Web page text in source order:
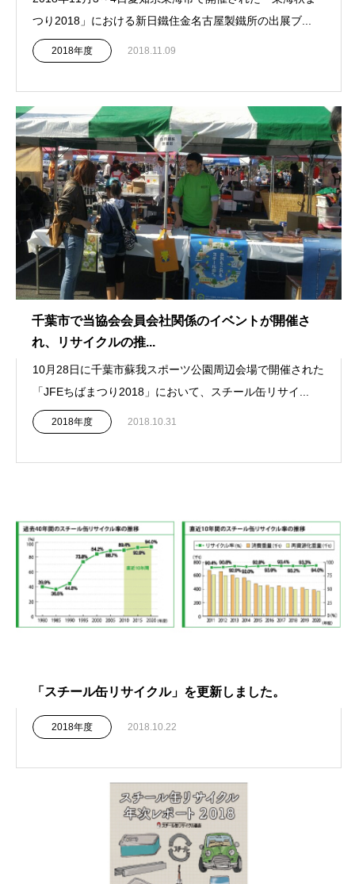
つり2018」における新日鐵住金名古屋製鐵所の出展ブ...
2018年度 2018.11.09
千葉市で当協会会員会社関係のイベントが開催さ
れ、リサイクルの推...
10月28日に千葉市蘇我スポーツ公園周辺会場で開催された
「JFEちばまつり2018」において、スチール缶リサイ...
2018年度 2018.10.31
「スチール缶リサイクル」を更新しました。
2018年度 2018.10.22